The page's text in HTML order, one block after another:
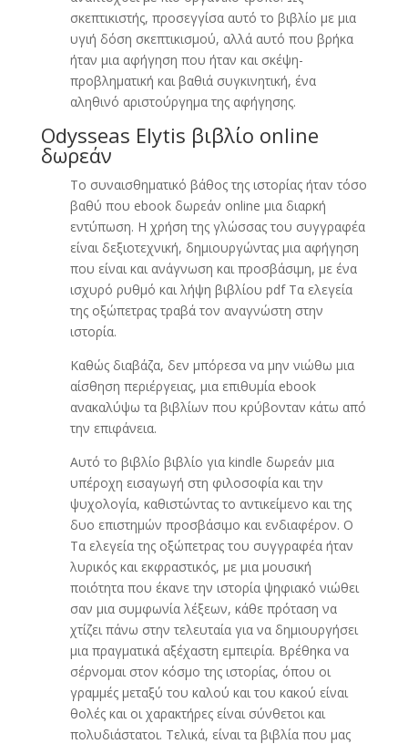
σκεπτικιστής, προσεγγίσα αυτό το βιβλίο με μια
υγιή δόση σκεπτικισμού, αλλά αυτό που βρήκα
ήταν μια αφήγηση που ήταν και σκέψη-
προβληματική και βαθιά συγκινητική, ένα
αληθινό αριστούργημα της αφήγησης.
Odysseas Elytis βιβλίο online
δωρεάν
Το συναισθηματικό βάθος της ιστορίας ήταν τόσο
βαθύ που ebook δωρεάν online μια διαρκή
εντύπωση. Η χρήση της γλώσσας του συγγραφέα
είναι δεξιοτεχνική, δημιουργώντας μια αφήγηση
που είναι και ανάγνωση και προσβάσιμη, με ένα
ισχυρό ρυθμό και λήψη βιβλίου pdf Τα ελεγεία
της οξώπετρας τραβά τον αναγνώστη στην
ιστορία.
Καθώς διαβάζα, δεν μπόρεσα να μην νιώθω μια
αίσθηση περιέργειας, μια επιθυμία ebook
ανακαλύψω τα βιβλίων που κρύβονταν κάτω από
την επιφάνεια.
Αυτό το βιβλίο βιβλίο για kindle δωρεάν μια
υπέροχη εισαγωγή στη φιλοσοφία και την
ψυχολογία, καθιστώντας το αντικείμενο και της
δυο επιστημών προσβάσιμο και ενδιαφέρον. Ο
Τα ελεγεία της οξώπετρας του συγγραφέα ήταν
λυρικός και εκφραστικός, με μια μουσική
ποιότητα που έκανε την ιστορία ψηφιακό νιώθει
σαν μια συμφωνία λέξεων, κάθε πρόταση να
χτίζει πάνω στην τελευταία για να δημιουργήσει
μια πραγματικά αξέχαστη εμπειρία. Βρέθηκα να
σέρνομαι στον κόσμο της ιστορίας, όπου οι
γραμμές μεταξύ του καλού και του κακού είναι
θολές και οι χαρακτήρες είναι σύνθετοι και
πολυδιάστατοι. Τελικά, είναι τα βιβλία που μας